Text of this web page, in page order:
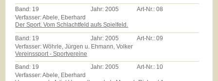
Band: 19 Jahr:2005 Art-Nr.:08
Verfasser: Abele, Eberhard
Der Sport. Vom Schlachtfeld aufs Spielfeld.
Band: 19 Jahr: 2005 Art-Nr.:09
Verfasser: Wöhrle, Jürgen u. Ehmann, Volker
Vereinssport - Sportvereine
Band: 19 Jahr:2005 Art-Nr.: 10
Verfasser: Abele, Eberhard